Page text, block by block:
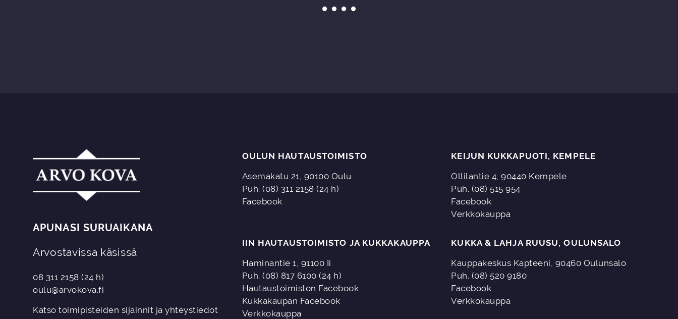
APUNASI SURUAIKANA
Arvostavissa käsissä
08 311 2158 (24 h)
oulu@arvokova.fi
Katso toimipisteiden sijainnit ja yhteystiedot
OULUN HAUTAUSTOIMISTO
Asemakatu 21, 90100 Oulu
Puh. (08) 311 2158 (24 h)
Facebook
KEIJUN KUKKAPUOTI, KEMPELE
Ollilantie 4, 90440 Kempele
Puh. (08) 515 954
Facebook
Verkkokauppa
IIN HAUTAUSTOIMISTO JA KUKKAKAUPPA
Haminantie 1, 91100 Ii
Puh. (08) 817 6100 (24 h)
Hautaustoimiston Facebook
Kukkakaupan Facebook
Verkkokauppa
KUKKA & LAHJA RUUSU, OULUNSALO
Kauppakeskus Kapteeni, 90460 Oulunsalo
Puh. (08) 520 9180
Facebook
Verkkokauppa